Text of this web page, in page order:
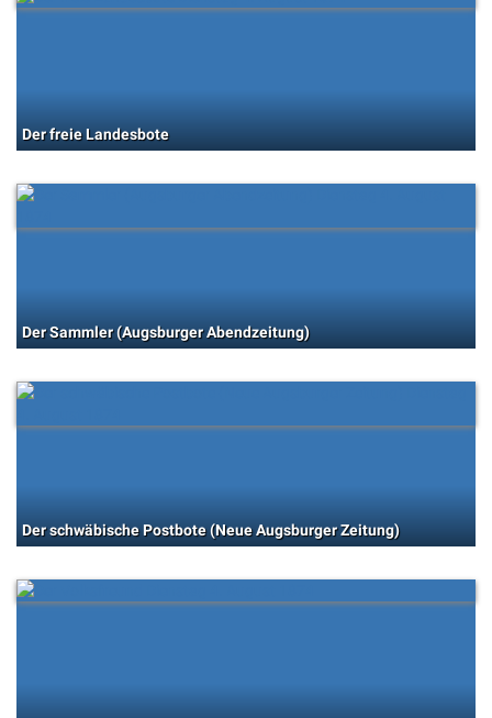
Der freie Landesbote
Der Sammler (Augsburger Abendzeitung)
Der schwäbische Postbote (Neue Augsburger Zeitung)